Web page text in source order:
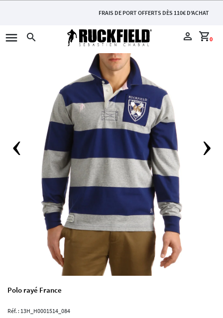
FRAIS DE PORT OFFERTS DÈS 110€ D'ACHAT
menu search perm_identity 0
shopping_cart
Polo rayé France
Réf. : 13H_H0001514_084